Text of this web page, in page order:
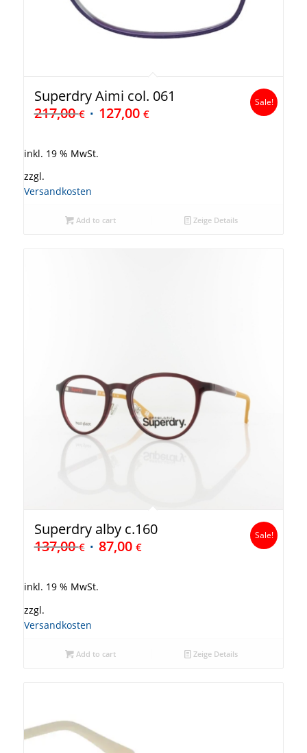
Superdry Aimi col. 061
217,00€ 127,00 €
Sale!
inkl. 19 % MwSt.
zzgl.
Versandkosten
Add to cart Zeige Details
Superdry alby c.160
137,00€ 87,00 €
Sale!
inkl. 19 % MwSt.
zzgl.
Versandkosten
Add to cart Zeige Details